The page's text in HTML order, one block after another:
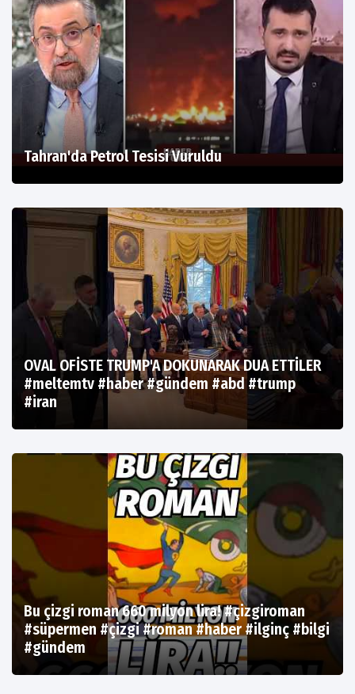
Tahran'da Petrol Tesisi Vuruldu
OVAL OFİSTE TRUMP'A DOKUNARAK DUA ETTİLER
#meltemtv #haber #gündem #abd #trump
#iran
Bu çizgi roman 660 milyon lira! #çizgiroman
#süpermen #çizgi #roman #haber #ilginç #bilgi
#gündem